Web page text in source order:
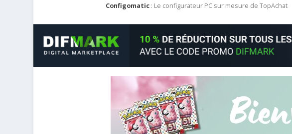
Configomatic : Le configurateur PC sur mesure de TopAchat